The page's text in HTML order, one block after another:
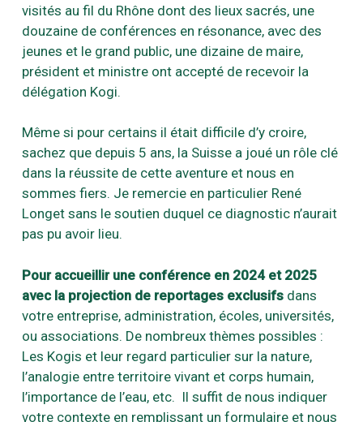
visités au fil du Rhône dont des lieux sacrés, une
douzaine de conférences en résonance, avec des
jeunes et le grand public, une dizaine de maire,
président et ministre ont accepté de recevoir la
délégation Kogi.
Même si pour certains il était difficile d’y croire,
sachez que depuis 5 ans, la Suisse a joué un rôle clé
dans la réussite de cette aventure et nous en
sommes fiers. Je remercie en particulier René
Longet sans le soutien duquel ce diagnostic n’aurait
pas pu avoir lieu.
Pour accueillir une conférence en 2024 et 2025
avec la projection de reportages exclusifsdans
votre entreprise, administration, écoles, universités,
ou associations. De nombreux thèmes possibles :
Les Kogis et leur regard particulier sur la nature,
l’analogie entre territoire vivant et corps humain,
l’importance de l’eau, etc. Il suffit de nous indiquer
votre contexte en remplissant un formulaire et nous